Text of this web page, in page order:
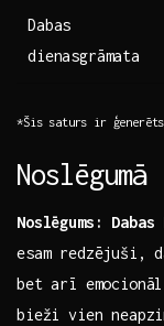
Dabas
dienasgrāmata
*Šis saturs ir
Noslēgumā
Noslēgums:
esam redzējuši,
bet arī
bieži vien